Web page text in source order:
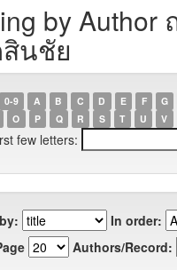
by Author
นชัย
0-9 A B C D E F G
O P Q R S T U V
few letters:
In order:
Authors/Record: